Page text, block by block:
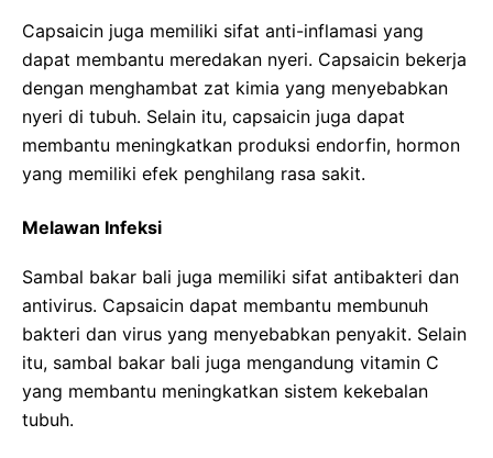
Capsaicin juga memiliki sifat anti-inflamasi yang
dapat membantu meredakan nyeri. Capsaicin bekerja
dengan menghambat zat kimia yang menyebabkan
nyeri di tubuh. Selain itu, capsaicin juga dapat
membantu meningkatkan produksi endorfin, hormon
yang memiliki efek penghilang rasa sakit.
Melawan Infeksi
Sambal bakar bali juga memiliki sifat antibakteri dan
antivirus. Capsaicin dapat membantu membunuh
bakteri dan virus yang menyebabkan penyakit. Selain
itu, sambal bakar bali juga mengandung vitamin C
yang membantu meningkatkan sistem kekebalan
tubuh.